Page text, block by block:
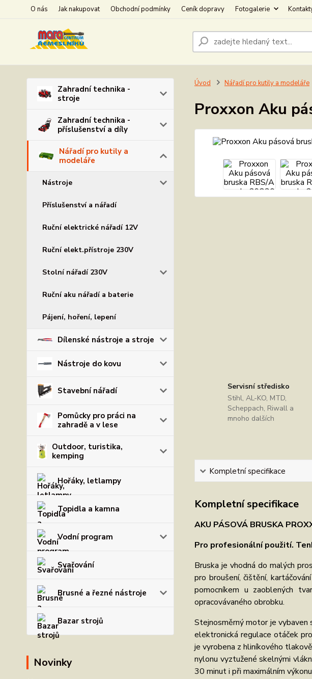
O nás Jak nakupovat Obchodní podmínky Ceník dopravy Fotogalerie
Zahradní technika -
stroje
Zahradní technika -
příslušenství a díly
Nářadí pro kutily a
modeláře
Nástroje
Příslušenství a nářadí
Ruční elektrické nářadí 12V
Ruční elekt.přístroje 230V
Stolní nářadí 230V
Ruční aku nářadí a baterie
Pájení, hoření, lepení
Dílenské nástroje a stroje
Nástroje do kovu
Stavební nářadí
Pomůcky pro práci na
zahradě a v lese
Outdoor, turistika,
kemping
Hořáky, letlampy
Topidla a kamna
Vodní program
Svařování
Brusné a řezné nástroje
Bazar strojů
Novinky
Úvod Nářadí pro kutily a modeláře
Proxxon Aku
Servisní středisko
Stihl, AL-KO, MTD,
Scheppach, Riwall a
mnoho dalších
Kompletní specifikace
Kompletní specifikace
AKU PÁSOVÁ BRUSKA
Pro profesionální použití.
Bruska je vhodná do malých
pro broušení, čištění,
pomocníkem u zaoblených
opracovávaného obrobku.
Stejnosměrný motor je
elektronická regulace otáček
je vyrobena z hliníkového
nylonu vyztužené skelnými
30 minut i při maximálním